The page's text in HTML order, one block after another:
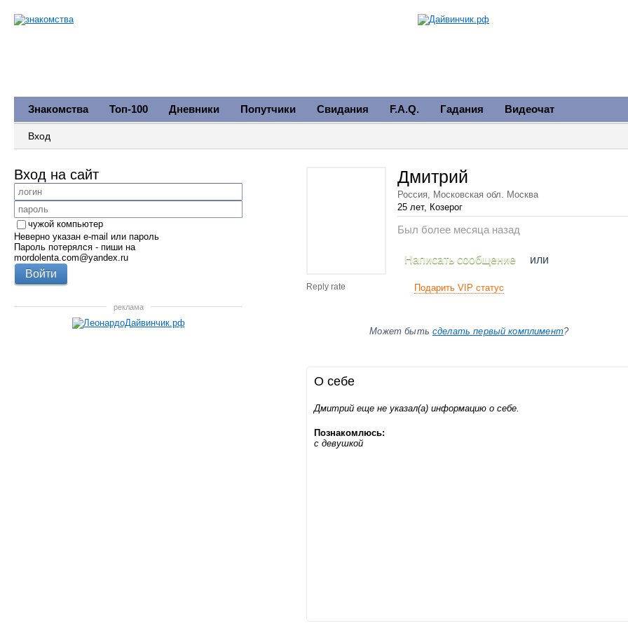
Знакомства Топ-100 Дневники Попутчики Свидания F.A.Q. Гадания Видеочат
Вход
Reply rate
Дмитрий
Россия, Московская обл. Москва
25 лет, Козерог
Был более месяца назад
Написать сообщение или
Подарить VIP статус
Может быть сделать первый комплимент?
О себе
Дмитрий еще не указал(а) информацию о себе.
Познакомлюсь:
с девушкой
Вход на сайт
чужой компьютер
Неверно указан e-mail или пароль
Пароль потерялся - пиши на
mordolenta.com@yandex.ru
реклама